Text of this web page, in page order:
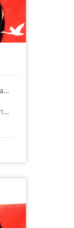
Defensor de Derechos Humanos
Muerto consecuencia de torturas o maltrato - incluye actores no estatales